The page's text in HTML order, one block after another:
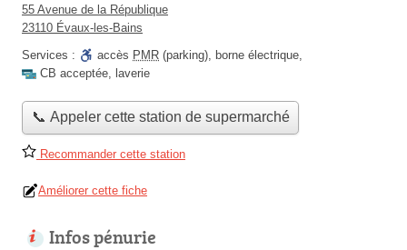
55 Avenue de la République
23110 Évaux-les-Bains
Services :
accès PMR (parking), borne électrique,
CB acceptée, laverie
📞 Appeler cette station de supermarché
Recommander cette station
Améliorer cette fiche
Infos pénurie